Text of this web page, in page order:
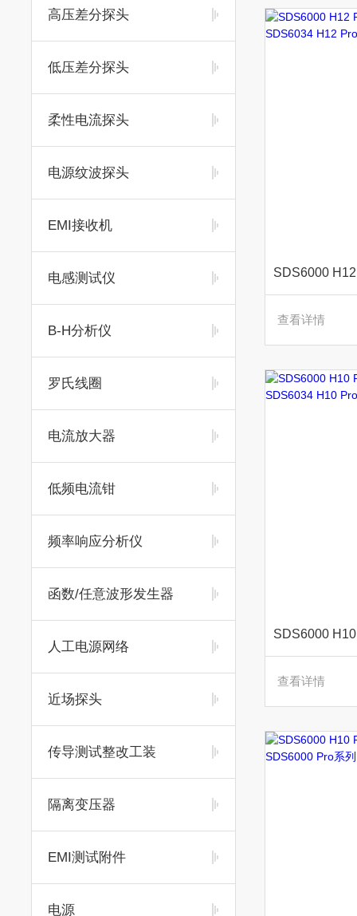
高压差分探头
低压差分探头
柔性电流探头
电源纹波探头
EMI接收机
电感测试仪
B-H分析仪
罗氏线圈
电流放大器
低频电流钳
频率响应分析仪
函数/任意波形发生器
人工电源网络
近场探头
传导测试整改工装
隔离变压器
EMI测试附件
电源
查看详情
查看详情